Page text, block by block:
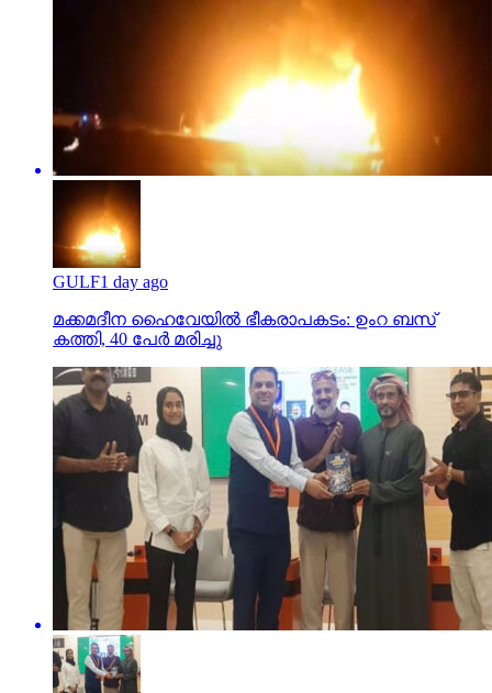
GULF1 day ago
മക്കമദീന ഹൈവേയില്‍ ഭീകരാപകടം: ഉംറ ബസ്
കത്തി, 40 പേര്‍ മരിച്ചു